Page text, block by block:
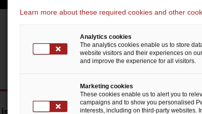
Oft gestellte Fragen
ist das Besondere an Strategy&?
Learn more about these required cookies and other
Analytics cookies
The analytics cookies enable us to store
website visitors and their experiences on
and improve the experience for all visitors.
Marketing cookies
These cookies enable us to alert you to
campaigns and to show you personalised
interests, including on third-party websites.